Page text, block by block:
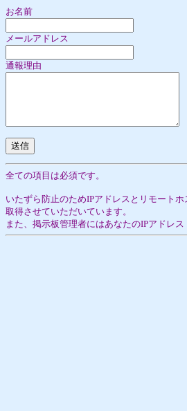
お名前
メールアドレス
通報理由
全ての項目は必須です。
いたずら防止のためIPアドレスとリモートホ
取得させていただいています。
また、掲示板管理者にはあなたのIPアドレ